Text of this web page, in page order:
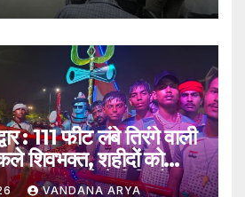
: 111 फीट लंबे तिरंगे वाली
शिवभक्त, शहीदों को
यात्रा_देखे विडिओ !!
VANDANA ARYA